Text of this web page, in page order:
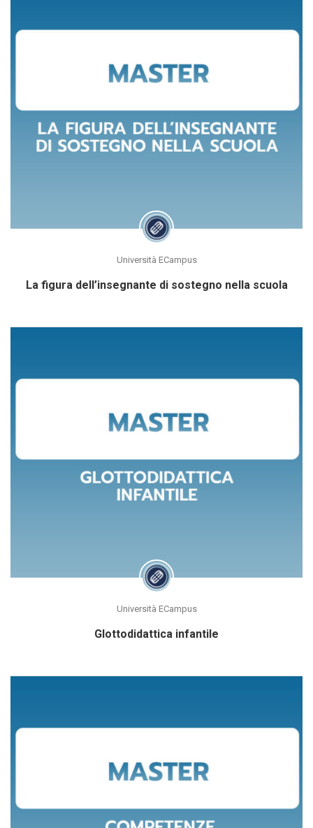
Università ECampus
La figura dell’insegnante di sostegno nella scuola
Università ECampus
Glottodidattica infantile